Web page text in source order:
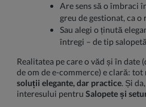
Are sens să o îmbraci
greu de gestionat, ca
Sau alegi o ținută
întregi – de tip
Realitatea pe care o văd și în date
de om de e-commerce) e clară:
soluții elegante, dar practice. Și
interesului pentru Salopete și